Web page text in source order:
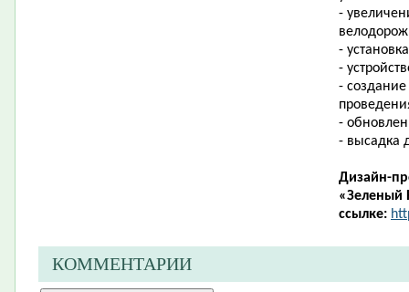
-
-
-
-
-
- высадка
Дизайн-
«Зеленый
ссылке:
КОММЕНТАРИИ